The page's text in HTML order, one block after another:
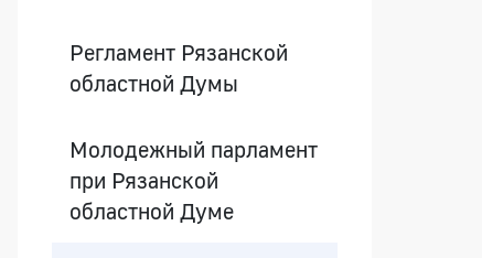
Регламент Рязанской
областной Думы
Молодежный парламент
при Рязанской
областной Думе